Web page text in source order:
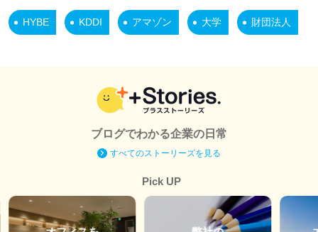
HYBE KDDI アマゾン 大学 財団法人
ブログでわかる企業の日常
すべてのストーリーズを見る
Pick UP